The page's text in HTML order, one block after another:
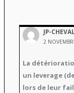
JP-
2
La
un leverage
lors de leur